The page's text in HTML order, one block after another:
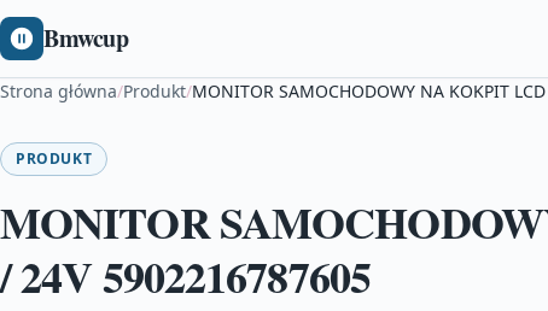
Bmwcup
Strona główna/Produkt/MONITOR SAMOCHODOWY NA KOKPIT
PRODUKT
MONITOR
/ 24V 5902216787605